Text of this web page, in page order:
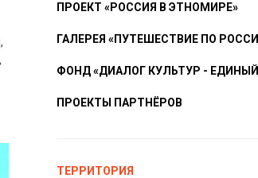
ПРОЕКТ «РОССИЯ В ЭТНОМИРЕ»
ГАЛЕРЕЯ «ПУТЕШЕСТВИЕ ПО
ФОНД «ДИАЛОГ КУЛЬТУР -
ПРОЕКТЫ ПАРТНЁРОВ
ТЕРРИТОРИЯ